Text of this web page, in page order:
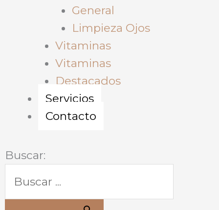
General
Limpieza Ojos
Vitaminas
Vitaminas
Destacados
Servicios
Contacto
Buscar: